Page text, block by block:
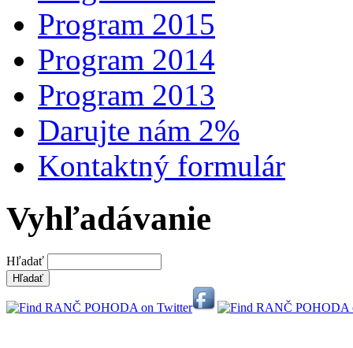
Program 2015
Program 2014
Program 2013
Darujte nám 2%
Kontaktný formulár
Vyhľadávanie
Hľadať